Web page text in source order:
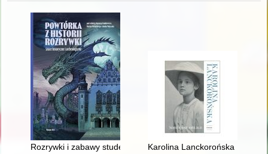
Rozrywki i zabawy studentów Uniwersytetu Poznańskiego w
Karolina Lanckorońska :